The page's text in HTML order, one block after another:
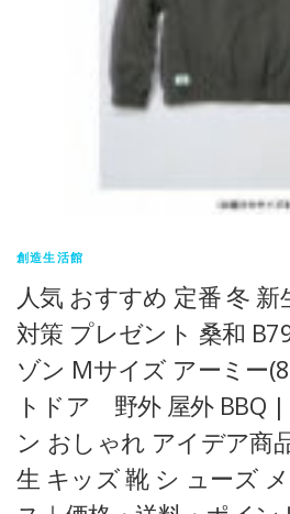
創造生活館
人気 おすすめ 定番 冬
対策 プレゼント 桑和
ゾン Mサイズ アーミー
トドア 野外 屋外 BBQ |
ン おしゃれ アイデア商
生 キッズ 靴 シ ューズ